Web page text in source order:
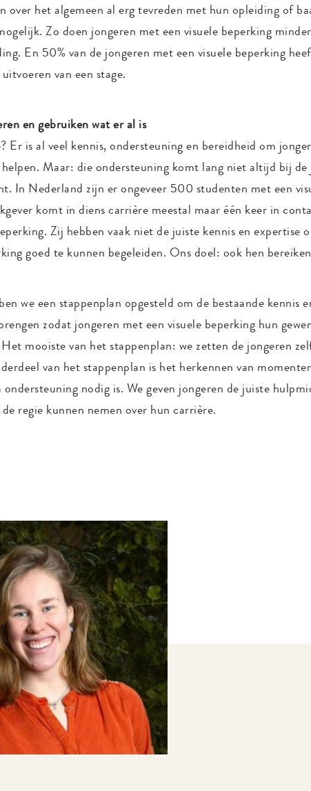
over het algemeen al erg tevreden met hun opleiding of
Zo doen jongeren met een visuele beperking
En 50% van de jongeren met een visuele beperking
van een stage.
en gebruiken wat er al is
Er is al veel kennis, ondersteuning en bereidheid om
Maar: die ondersteuning komt lang niet altijd bij
In Nederland zijn er ongeveer 500 studenten met een
komt in diens carrière meestal maar één keer in
Zij hebben vaak niet de juiste kennis en expertise
goed te kunnen begeleiden. Ons doel: ook hen
we een stappenplan opgesteld om de bestaande kennis
zodat jongeren met een visuele beperking hun
mooiste van het stappenplan: we zetten de jongeren
van het stappenplan is het herkennen van
nodig is. We geven jongeren de juiste
regie kunnen nemen over hun carrière.